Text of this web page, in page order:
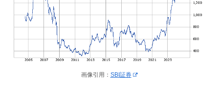
画像引用： SBI証券